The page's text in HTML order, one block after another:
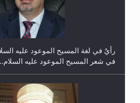
حفل توزيع الشهادات في الجامعة
في شعر المسيح الموعود عليه